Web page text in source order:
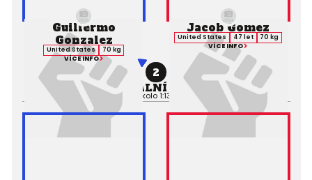
Guillermo
Gonzalez
United States
70 kg
VÍCE INFO
2
PROFESIONÁLNÍ ZÁPAS MMA
Výsledek: TKO (Punches), 1. kolo 1:13, Rozhodčí: Jacob Montalvo
Jacob Gomez
United States 47 let
70 kg
VÍCE INFO